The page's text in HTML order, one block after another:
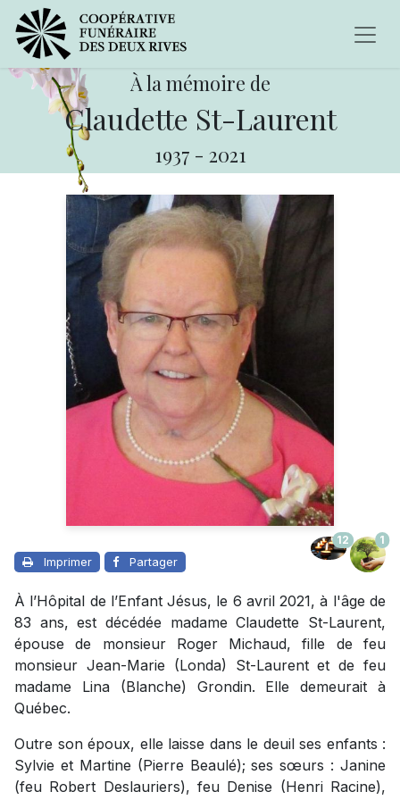
À la mémoire de
Claudette St-Laurent
1937 - 2021
Imprimer Partager
12 1
À l’Hôpital de l’Enfant Jésus, le 6 avril 2021, à l'âge de
83 ans, est décédée madame Claudette St-Laurent,
épouse de monsieur Roger Michaud, fille de feu
monsieur Jean-Marie (Londa) St-Laurent et de feu
madame Lina (Blanche) Grondin. Elle demeurait à
Québec.
Outre son époux, elle laisse dans le deuil ses enfants :
Sylvie et Martine (Pierre Beaulé); ses sœurs : Janine
(feu Robert Deslauriers), feu Denise (Henri Racine),